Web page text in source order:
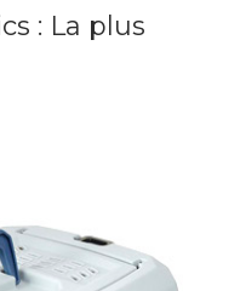
: La plus